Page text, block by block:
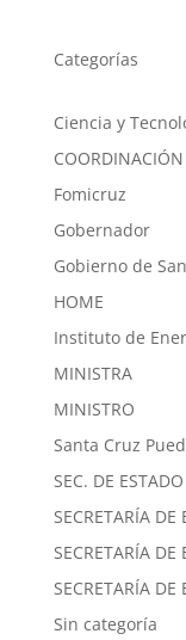
Categorías
Ciencia y
Fomicruz
Gobernador
Gobierno de
HOME
Instituto de
MINISTRA
MINISTRO
Santa Cruz
SEC. DE
SECRETARÍA
SECRETARÍA DE
SECRETARÍA
Sin categoría